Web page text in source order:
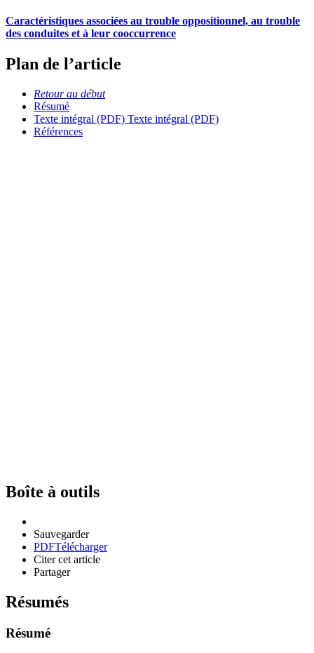
Caractéristiques associées au trouble oppositionnel, au trouble
des conduites et à leur cooccurrence
Plan de l’article
Retour au début
Résumé
Texte intégral (PDF) Texte intégral (PDF)
Références
Boîte à outils
Sauvegarder
PDFTélécharger
Citer cet article
Partager
Résumés
Résumé